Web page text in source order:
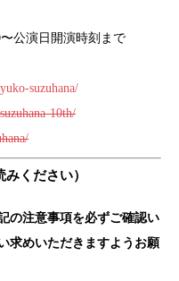
公演日開演時刻まで
suzuhana/
10th/
ください）
の注意事項を必ずご確認い
求めいただきますようお願